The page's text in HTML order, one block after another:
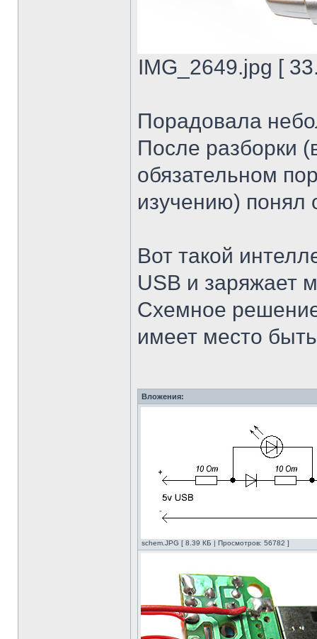
IMG_2649.jpg [
Порадовала
После разборки
обязательном
изучению) понял
Вот такой
USB и заряжает
Схемное
имеет место
Вложения:
schem.JPG [ 8.39 КБ | Просмотров: 56782 ]